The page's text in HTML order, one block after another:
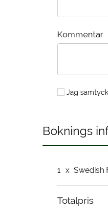
Kommentar
Jag
Boknings
1 x Swedish
Totalpris